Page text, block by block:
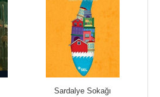
Sardalye Sokağı